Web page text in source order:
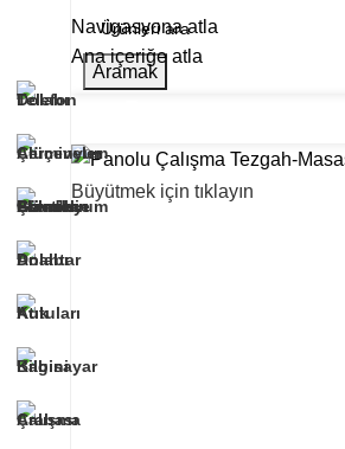
Navigasyona atla
Ana içeriğe atla
Aramak
Büyütmek için tıklayın